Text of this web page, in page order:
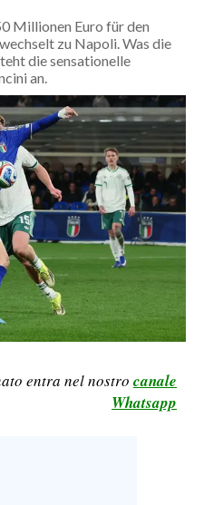
Millionen Euro für den
zu Napoli. Was die
die sensationelle
an.
entra nel nostro canale
Whatsapp